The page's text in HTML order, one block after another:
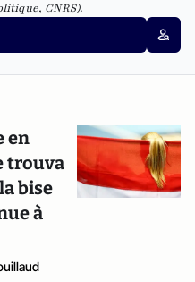
CNRS).
en
trouva
bise
à